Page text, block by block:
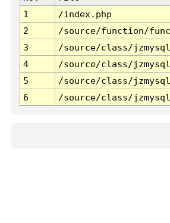
1
/index.php
2
/source/function/
3
/source/class/
4
/source/class/
5
/source/class/
6
/source/class/